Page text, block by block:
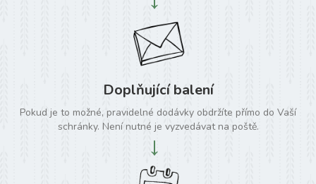
Doplňující balení
Pokud je to možné, pravidelné dodávky obdržíte přímo do Vaší
schránky. Není nutné je vyzvedávat na poště.
→